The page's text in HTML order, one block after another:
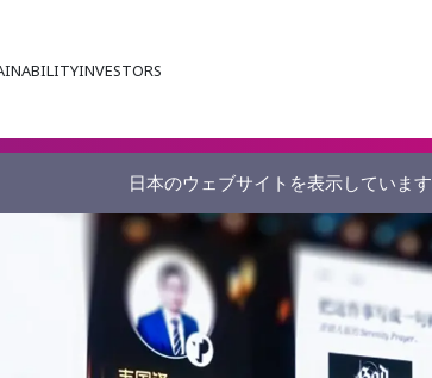
INVESTORS
日本のウェブサイトを表示しています